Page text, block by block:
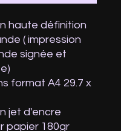
haute définition
( impression
signée et
format A4 29.7 x
jet d'encre
papier 180gr